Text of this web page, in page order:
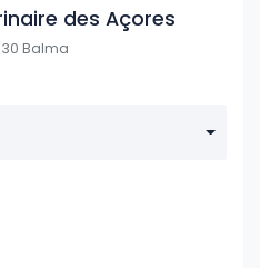
des Açores
Balma